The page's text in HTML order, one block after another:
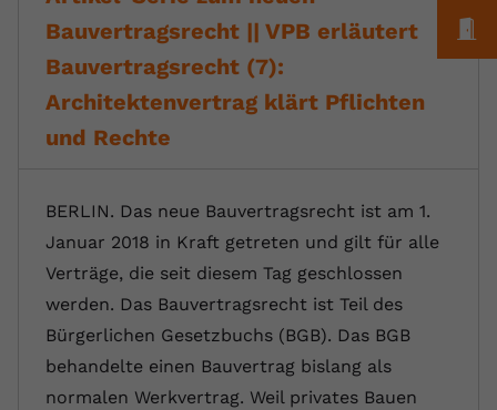
Bauvertragsrecht || VPB erläutert
Bauvertragsrecht (7):
Architektenvertrag klärt Pflichten
und Rechte
BERLIN. Das neue Bauvertragsrecht ist am 1.
Januar 2018 in Kraft getreten und gilt für alle
Verträge, die seit diesem Tag geschlossen
werden. Das Bauvertragsrecht ist Teil des
Bürgerlichen Gesetzbuchs (BGB). Das BGB
behandelte einen Bauvertrag bislang als
normalen Werkvertrag. Weil privates Bauen